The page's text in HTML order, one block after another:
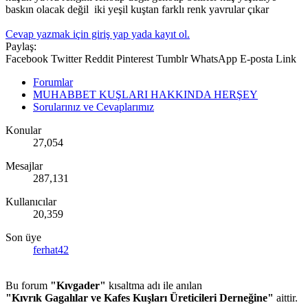
baskın olacak değil iki yeşil kuştan farklı renk yavrular çıkar
Cevap yazmak için giriş yap yada kayıt ol.
Paylaş:
Facebook Twitter Reddit Pinterest Tumblr WhatsApp E-posta Link
Forumlar
MUHABBET KUŞLARI HAKKINDA HERŞEY
Sorularınız ve Cevaplarımız
Konular
27,054
Mesajlar
287,131
Kullanıcılar
20,359
Son üye
ferhat42
Bu forum "Kıvgader" kısaltma adı ile anılan
"Kıvrık Gagalılar ve Kafes Kuşları Üreticileri Derneğine" aittir.